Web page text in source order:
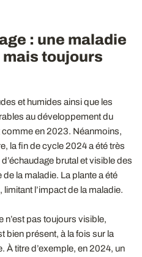
: une maladie
toujours
et humides ainsi que les
au développement du
comme en 2023. Néanmoins,
la fin de cycle 2024 a été très
brutal et visible des
la maladie. La plante a été
l’impact de la maladie.
n’est pas toujours visible,
bien présent, à la fois sur la
À titre d’exemple, en 2024, un